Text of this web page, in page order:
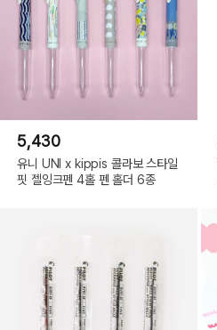
5,430
유니 UNI x kippis 콜라보 스타일
핏 젤잉크펜 4홀 펜 홀더 6종